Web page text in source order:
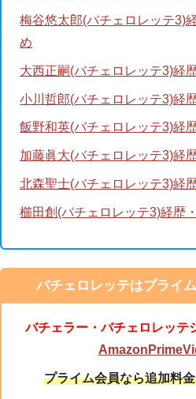
梅谷悠太郎(バチェロレッテ3)
め
大西正嗣(バチェロレッテ3)経
小川哲郎(バチェロレッテ3)経
飯野和英(バチェロレッテ3)経
加藤眞大(バチェロレッテ3)経
北森聖士(バチェロレッテ3)経
櫛田創(バチェロレッテ3)経歴
バチェロレッテはプライ
バチェラー・バチェロレッテ
プライム会員なら追加料